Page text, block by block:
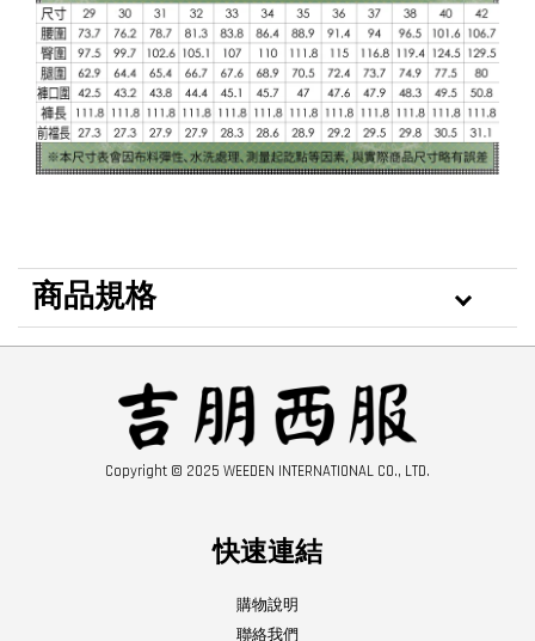
商品規格
Copyright © 2025 WEEDEN INTERNATIONAL CO., LTD.
快速連結
購物說明
聯絡我們